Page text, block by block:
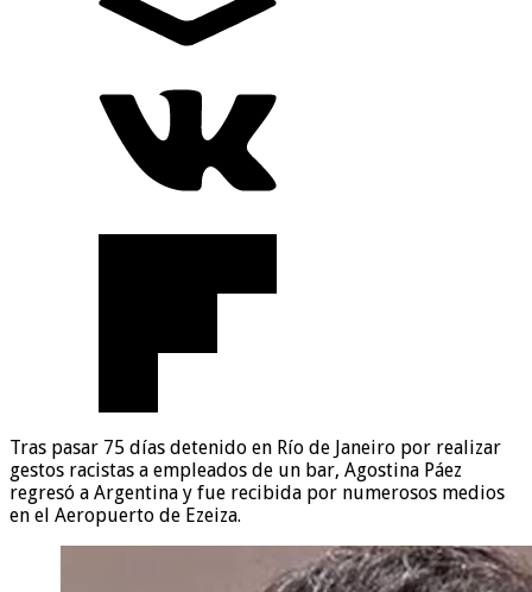
Tras pasar 75 días detenido en Río de Janeiro por realizar
gestos racistas a empleados de un bar, Agostina Páez
regresó a Argentina y fue recibida por numerosos medios
en el Aeropuerto de Ezeiza.